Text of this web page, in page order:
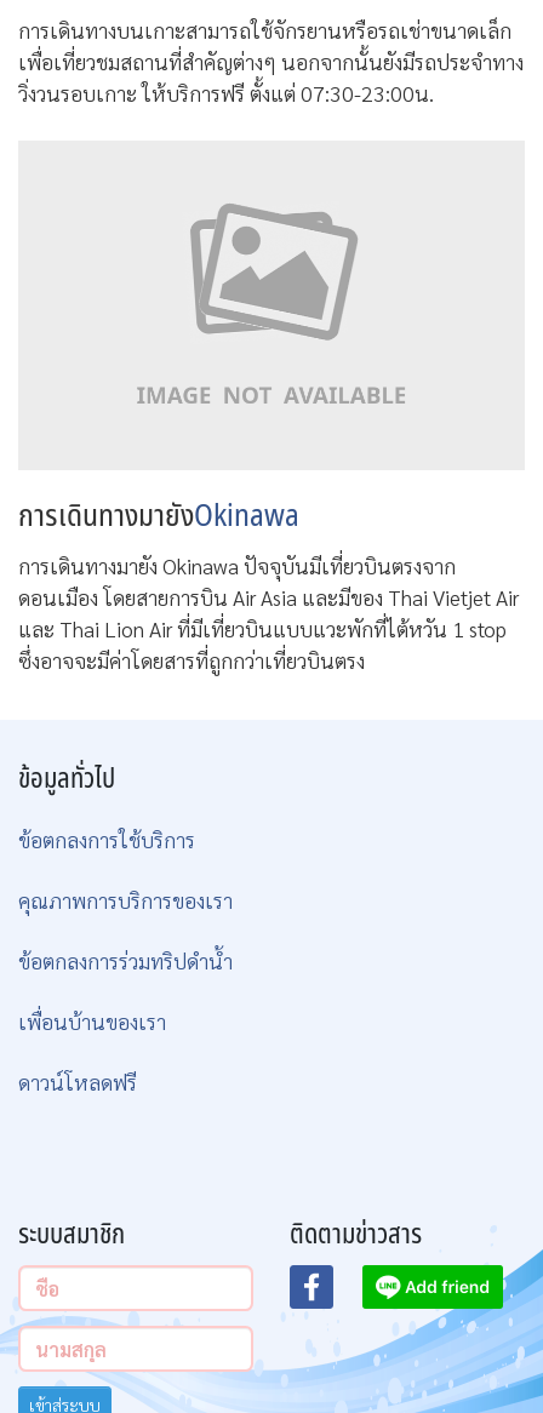
การเดินทางบนเกาะสามารถใช้จักรยานหรือรถเช่าขนาดเล็ก
เพื่อเที่ยวชมสถานที่สำคัญต่างๆ นอกจากนั้นยังมีรถประจำทาง
วิ่งวนรอบเกาะ ให้บริการฟรี ตั้งแต่ 07:30-23:00น.
การเดินทางมายังOkinawa
การเดินทางมายัง Okinawa ปัจจุบันมีเที่ยวบินตรงจาก
ดอนเมือง โดยสายการบิน Air Asia และมีของ Thai Vietjet Air
และ Thai Lion Air ที่มีเที่ยวบินแบบแวะพักที่ไต้หวัน 1 stop
ซึ่งอาจจะมีค่าโดยสารที่ถูกกว่าเที่ยวบินตรง
ข้อมูลทั่วไป
ข้อตกลงการใช้บริการ
คุณภาพการบริการของเรา
ข้อตกลงการร่วมทริปดำน้ำ
เพื่อนบ้านของเรา
ดาวน์โหลดฟรี
ระบบสมาชิก
เข้าสู่ระบบ
ติดตามข่าวสาร